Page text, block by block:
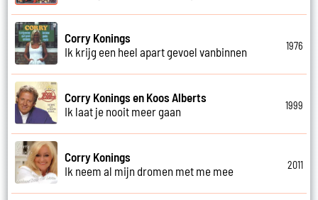
Corry Konings
Ik krijg een heel apart gevoel vanbinnen
1976
Corry Konings en Koos Alberts
Ik laat je nooit meer gaan
1999
Corry Konings
Ik neem al mijn dromen met me mee
2011